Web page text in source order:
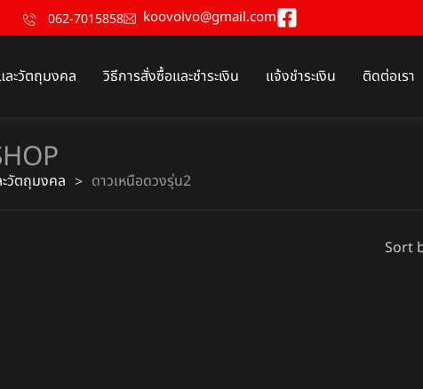
062-7015858 koovolvo@gmail.com
ละวัตถุมงคล วิธีการสั่งซื้อและชำระเงิน แจ้งชำระเงิน ติดต่อเรา
วัตถุมงคล > ดาวเหนือดวงรุ่น2
Sort